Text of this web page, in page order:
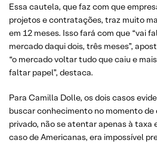
Essa cautela, que faz com que
projetos e contratações, traz muito
em 12 meses. Isso fará com que “vai
mercado daqui dois, três meses”,
“o mercado voltar tudo que caiu e
faltar papel”, destaca.
Para Camilla Dolle, os dois casos
buscar conhecimento no momento
privado, não se atentar apenas à taxa
caso de Americanas, era impossível